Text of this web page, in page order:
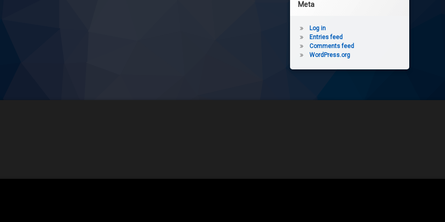
Meta
Log in
Entries feed
Comments feed
WordPress.org